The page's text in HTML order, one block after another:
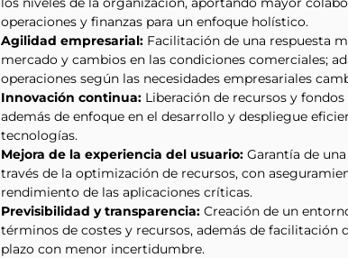
operaciones y finanzas para un enfoque holístico.
Agilidad empresarial: Facilitación de una respuesta
mercado y cambios en las condiciones comerciales;
operaciones según las necesidades empresariales
Innovación continua: Liberación de recursos y
además de enfoque en el desarrollo y despliegue
tecnologías.
Mejora de la experiencia del usuario: Garantía de
través de la optimización de recursos, con
rendimiento de las aplicaciones críticas.
Previsibilidad y transparencia: Creación de un
términos de costes y recursos, además de facilitación
plazo con menor incertidumbre.